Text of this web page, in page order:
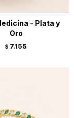
- Plata y
Oro
$ 7.155